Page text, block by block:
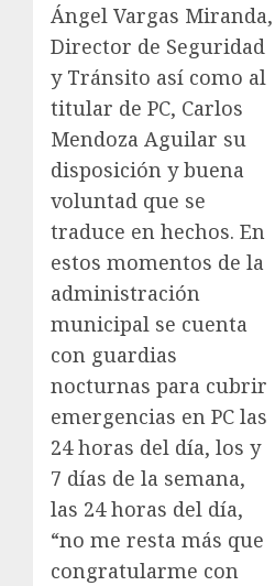
Ángel Vargas Miranda,
Director de Seguridad
y Tránsito así como al
titular de PC, Carlos
Mendoza Aguilar su
disposición y buena
voluntad que se
traduce en hechos. En
estos momentos de la
administración
municipal se cuenta
con guardias
nocturnas para cubrir
emergencias en PC las
24 horas del día, los y
7 días de la semana,
las 24 horas del día,
“no me resta más que
congratularme con